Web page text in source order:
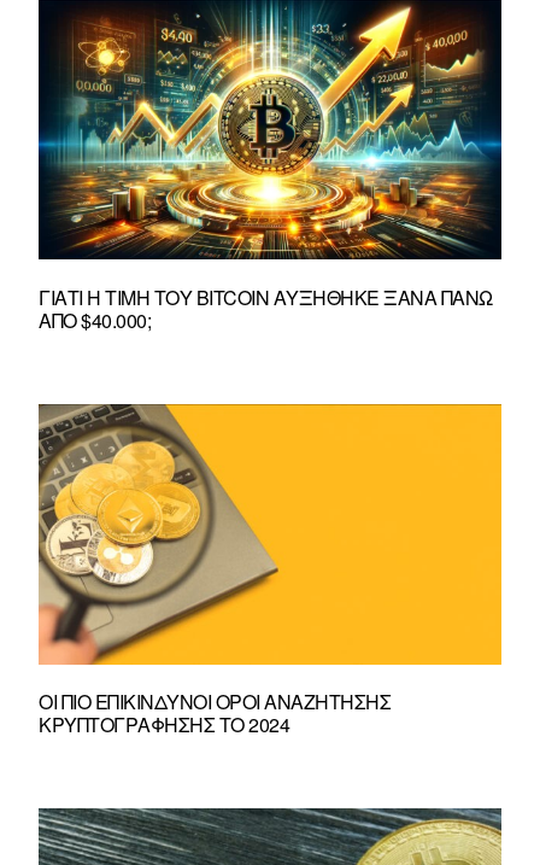
ΓΙΑΤΊ Η ΤΙΜΉ ΤΟΥ BITCOIN ΑΥΞΉΘΗΚΕ ΞΑΝΆ ΠΆΝΩ
ΑΠΌ $40.000;
ΟΙ ΠΙΟ ΕΠΙΚΊΝΔΥΝΟΙ ΌΡΟΙ ΑΝΑΖΉΤΗΣΗΣ
ΚΡΥΠΤΟΓΡΆΦΗΣΗΣ ΤΟ 2024